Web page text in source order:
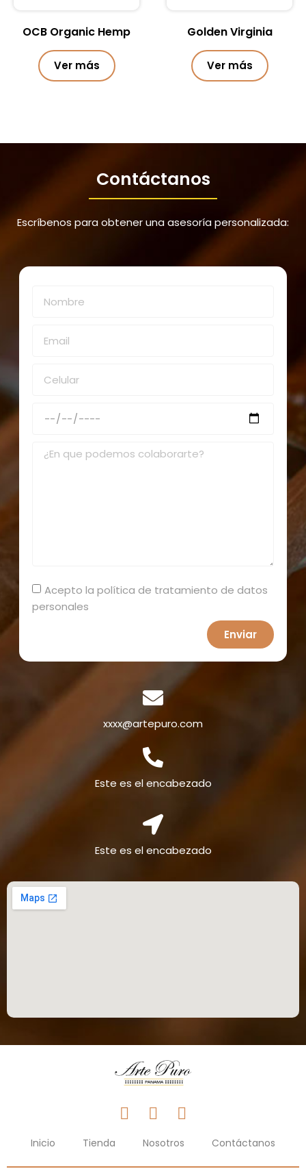
OCB Organic Hemp
Ver más
Golden Virginia
Ver más
Contáctanos
Escríbenos para obtener una asesoría personalizada:
Acepto la política de tratamiento de datos
personales
Enviar
xxxx@artepuro.com
Este es el encabezado
Este es el encabezado
Inicio Tienda Nosotros Contáctanos